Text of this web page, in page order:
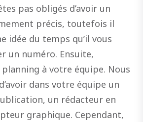
pas obligés d’avoir un
précis, toutefois il
idée du temps qu’il vous
un numéro. Ensuite,
à votre équipe. Nous
dans votre équipe un
un rédacteur en
graphique. Cependant,